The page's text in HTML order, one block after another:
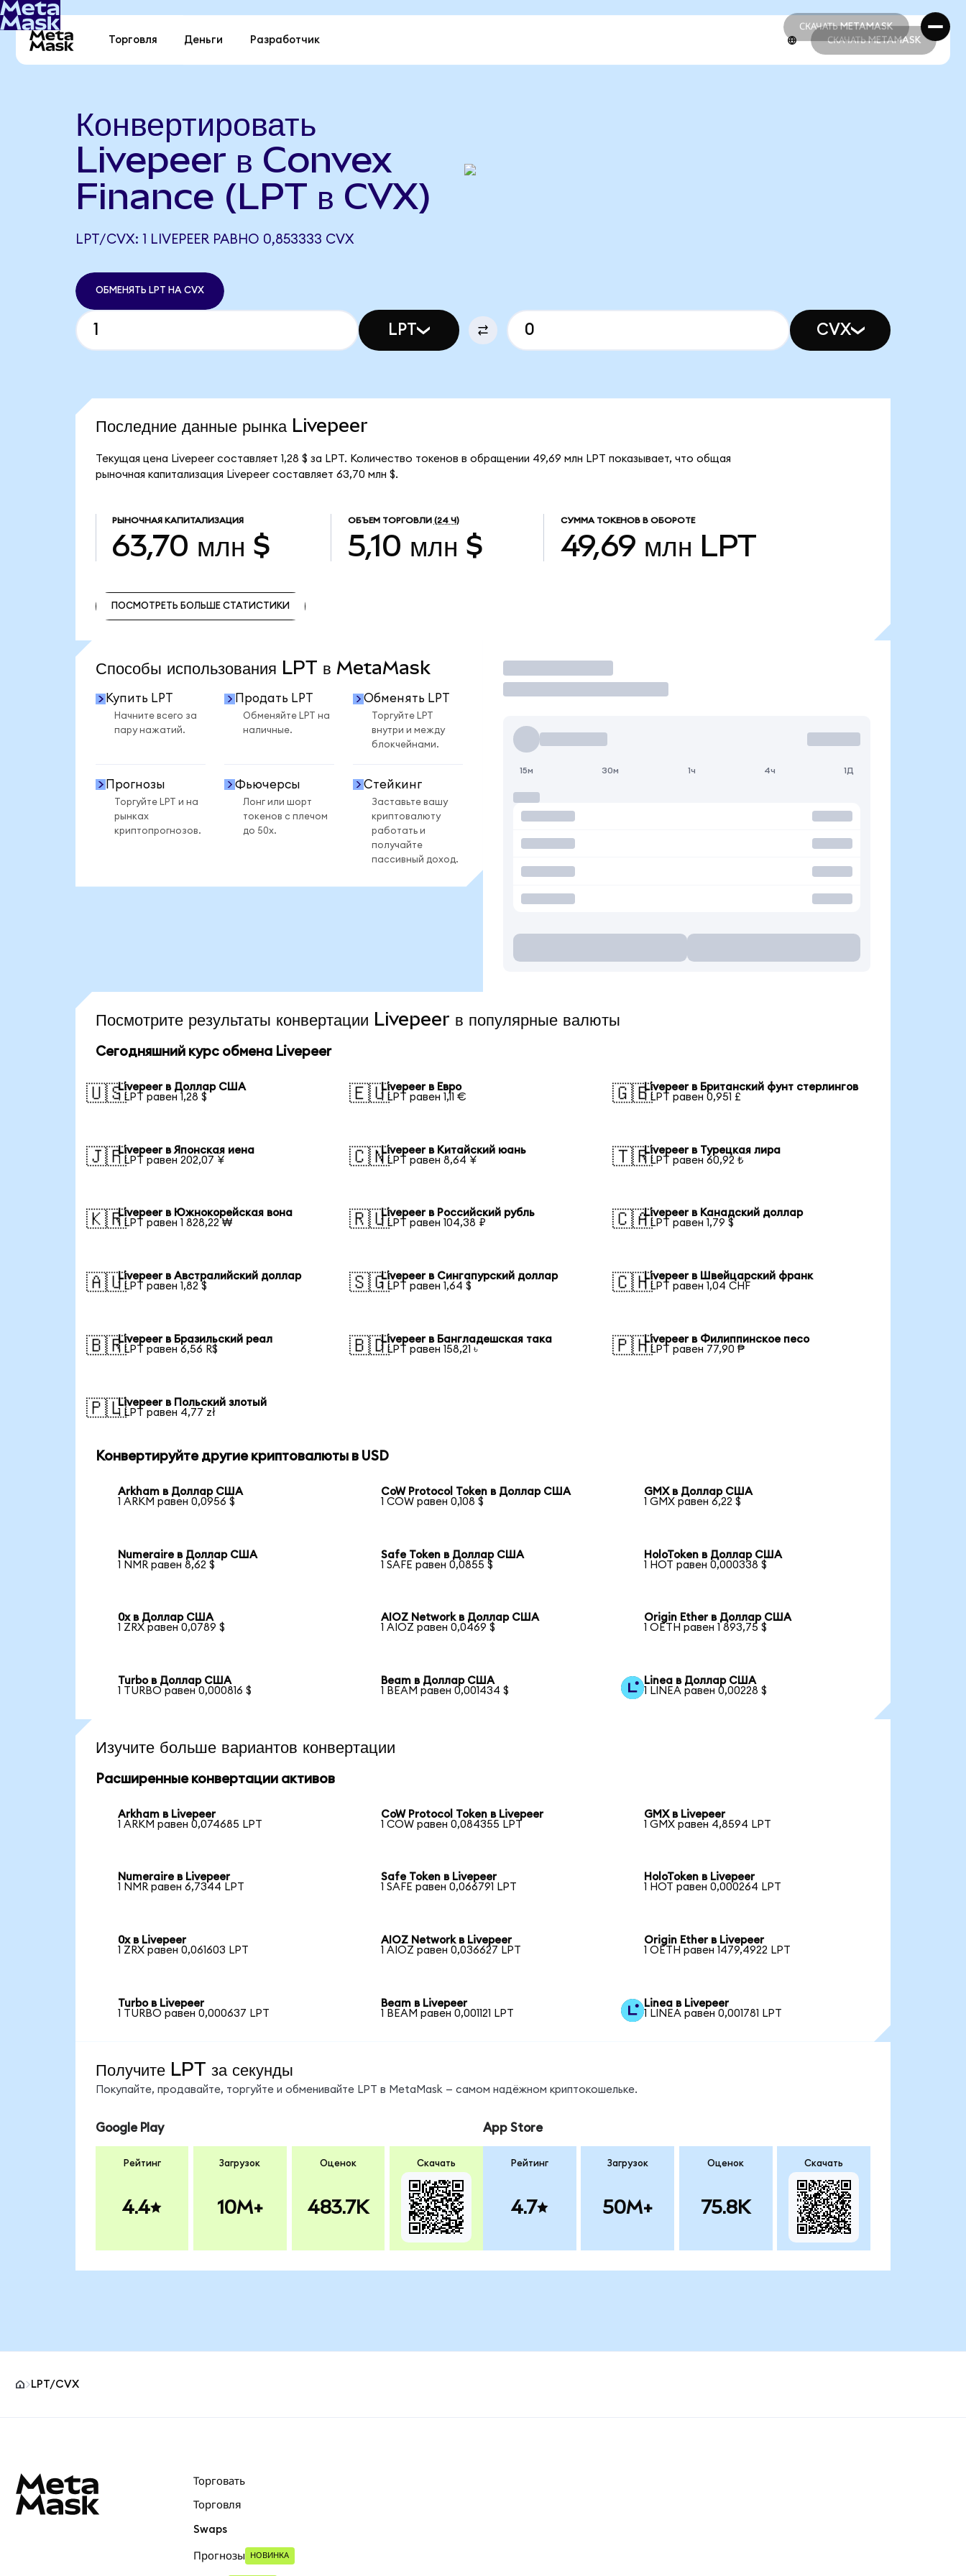
СКАЧАТЬ METAMASK
СКАЧАТЬ METAMASK
Торговля Деньги Разработчик СКАЧАТЬ METAMASK
Конвертировать
Livepeer в Convex
Finance (LPT в CVX)
LPT/CVX: 1 LIVEPEER РАВНО 0,853333 CVX
ОБМЕНЯТЬ LPT НА CVX
LPT CVX
Последние данные рынка Livepeer
Текущая цена Livepeer составляет 1,28 $ за LPT. Количество токенов в обращении 49,69 млн LPT показывает, что общая
рыночная капитализация Livepeer составляет 63,70 млн $.
РЫНОЧНАЯ КАПИТАЛИЗАЦИЯ
63,70 млн $
ОБЪЕМ ТОРГОВЛИ (24 Ч)
5,10 млн $
СУММА ТОКЕНОВ В ОБОРОТЕ
49,69 млн LPT
ПОСМОТРЕТЬ БОЛЬШЕ СТАТИСТИКИ
Способы использования LPT в MetaMask
Купить LPT
Начните всего за
пару нажатий.
Продать LPT
Обменяйте LPT на
наличные.
Обменять LPT
Торгуйте LPT
внутри и между
блокчейнами.
Прогнозы
Торгуйте LPT и на
рынках
криптопрогнозов.
Фьючерсы
Лонг или шорт
токенов с плечом
до 50x.
Стейкинг
Заставьте вашу
криптовалюту
работать и
получайте
пассивный доход.
Торговать
15м 30м 1ч 4ч 1Д
Посмотрите результаты конвертации Livepeer в популярные валюты
Сегодняшний курс обмена Livepeer
🇺🇸Livepeer в Доллар США
1 LPT равен 1,28 $
🇪🇺Livepeer в Евро
1 LPT равен 1,11 €
🇬🇧Livepeer в Британский фунт стерлингов
1 LPT равен 0,951 £
🇯🇵Livepeer в Японская иена
1 LPT равен 202,07 ¥
🇨🇳Livepeer в Китайский юань
1 LPT равен 8,64 ¥
🇹🇷Livepeer в Турецкая лира
1 LPT равен 60,92 ₺
🇰🇷Livepeer в Южнокорейская вона
1 LPT равен 1 828,22 ₩
🇷🇺Livepeer в Российский рубль
1 LPT равен 104,38 ₽
🇨🇦Livepeer в Канадский доллар
1 LPT равен 1,79 $
🇦🇺Livepeer в Австралийский доллар
1 LPT равен 1,82 $
🇸🇬Livepeer в Сингапурский доллар
1 LPT равен 1,64 $
🇨🇭Livepeer в Швейцарский франк
1 LPT равен 1,04 CHF
🇧🇷Livepeer в Бразильский реал
1 LPT равен 6,56 R$
🇧🇩Livepeer в Бангладешская така
1 LPT равен 158,21 ৳
🇵🇭Livepeer в Филиппинское песо
1 LPT равен 77,90 ₱
🇵🇱Livepeer в Польский злотый
1 LPT равен 4,77 zł
Конвертируйте другие криптовалюты в USD
Arkham в Доллар США
1 ARKM равен 0,0956 $
CoW Protocol Token в Доллар США
1 COW равен 0,108 $
GMX в Доллар США
1 GMX равен 6,22 $
Numeraire в Доллар США
1 NMR равен 8,62 $
Safe Token в Доллар США
1 SAFE равен 0,0855 $
HoloToken в Доллар США
1 HOT равен 0,000338 $
0x в Доллар США
1 ZRX равен 0,0789 $
AIOZ Network в Доллар США
1 AIOZ равен 0,0469 $
Origin Ether в Доллар США
1 OETH равен 1 893,75 $
Turbo в Доллар США
1 TURBO равен 0,000816 $
Beam в Доллар США
1 BEAM равен 0,001434 $
Linea в Доллар США
1 LINEA равен 0,00228 $
Изучите больше вариантов конвертации
Расширенные конвертации активов
Arkham в Livepeer
1 ARKM равен 0,074685 LPT
CoW Protocol Token в Livepeer
1 COW равен 0,084355 LPT
GMX в Livepeer
1 GMX равен 4,8594 LPT
Numeraire в Livepeer
1 NMR равен 6,7344 LPT
Safe Token в Livepeer
1 SAFE равен 0,066791 LPT
HoloToken в Livepeer
1 HOT равен 0,000264 LPT
0x в Livepeer
1 ZRX равен 0,061603 LPT
AIOZ Network в Livepeer
1 AIOZ равен 0,036627 LPT
Origin Ether в Livepeer
1 OETH равен 1479,4922 LPT
Turbo в Livepeer
1 TURBO равен 0,000637 LPT
Beam в Livepeer
1 BEAM равен 0,001121 LPT
Linea в Livepeer
1 LINEA равен 0,001781 LPT
Получите LPT за секунды
Покупайте, продавайте, торгуйте и обменивайте LPT в MetaMask — самом надёжном криптокошельке.
Google Play
Рейтинг
4.4
Загрузок
10M+
Оценок
483.7K
Скачать
App Store
Рейтинг
4.7
Загрузок
50M+
Оценок
75.8K
Скачать
LPT/CVX
Торговать
Торговля
Swaps
Прогнозы НОВИНКА